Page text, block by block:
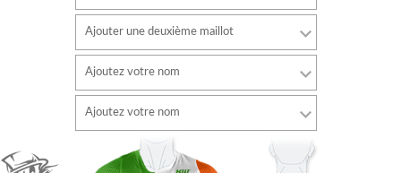
Ajouter une deuxième maillot
Ajoutez votre nom
Couleur de la police
Ajoutez votre nom
style